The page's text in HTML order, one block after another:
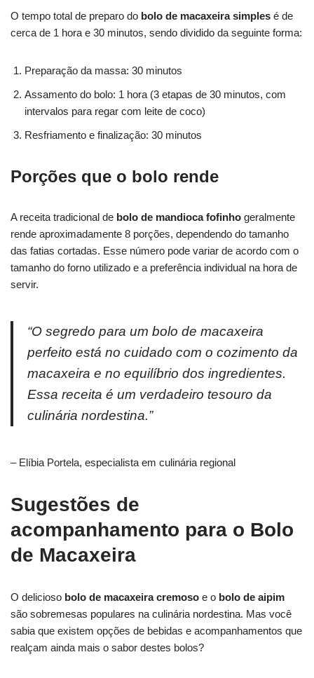
O tempo total de preparo do bolo de macaxeira simples é de
cerca de 1 hora e 30 minutos, sendo dividido da seguinte forma:
Preparação da massa: 30 minutos
Assamento do bolo: 1 hora (3 etapas de 30 minutos, com
intervalos para regar com leite de coco)
Resfriamento e finalização: 30 minutos
Porções que o bolo rende
A receita tradicional de bolo de mandioca fofinho geralmente
rende aproximadamente 8 porções, dependendo do tamanho
das fatias cortadas. Esse número pode variar de acordo com o
tamanho do forno utilizado e a preferência individual na hora de
servir.
“O segredo para um bolo de macaxeira
perfeito está no cuidado com o cozimento da
macaxeira e no equilíbrio dos ingredientes.
Essa receita é um verdadeiro tesouro da
culinária nordestina.”
– Elíbia Portela, especialista em culinária regional
Sugestões de
acompanhamento para o Bolo
de Macaxeira
O delicioso bolo de macaxeira cremoso e o bolo de aipim
são sobremesas populares na culinária nordestina. Mas você
sabia que existem opções de bebidas e acompanhamentos que
realçam ainda mais o sabor destes bolos?